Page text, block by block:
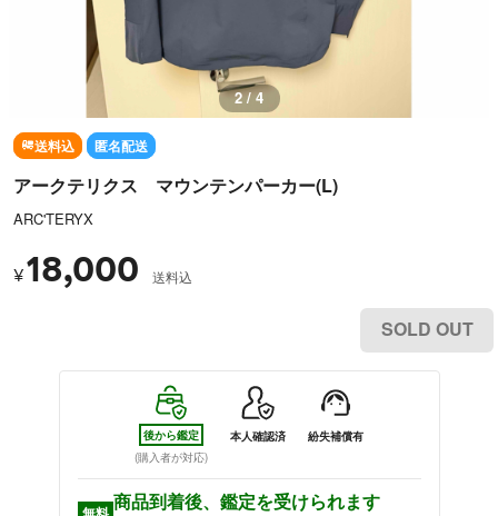
3 / 4
送料込 匿名配送
アークテリクス マウンテンパーカー(L)
ARC'TERYX
¥18,000 送料込
SOLD OUT
後から鑑定
(購入者が対応)
本人確認済 紛失補償有
商品到着後、鑑定を受けられます